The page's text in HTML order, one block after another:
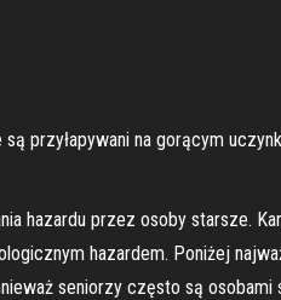
przyłapywani na gorącym
hazardu przez osoby starsze.
hazardem. Poniżej
seniorzy często są